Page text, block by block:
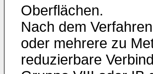
Oberflächen.
Nach dem
oder mehrere zu
reduzierbare